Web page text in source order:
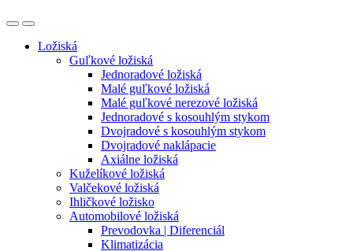
Ložiská
Guľkové ložiská
Jednoradové ložiská
Malé guľkové ložiská
Malé guľkové nerezové ložiská
Jednoradové s kosouhlým stykom
Dvojradové s kosouhlým stykom
Dvojradové naklápacie
Axiálne ložiská
Kuželíkové ložiská
Valčekové ložiská
Ihličkové ložisko
Automobilové ložiská
Prevodovka | Diferenciál
Klimatizácia